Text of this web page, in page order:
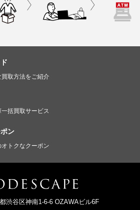
取方法をご紹介
括買取サービス
ン
トクなクーポン
渋谷区神南1-6-6 OZAWAビル6F